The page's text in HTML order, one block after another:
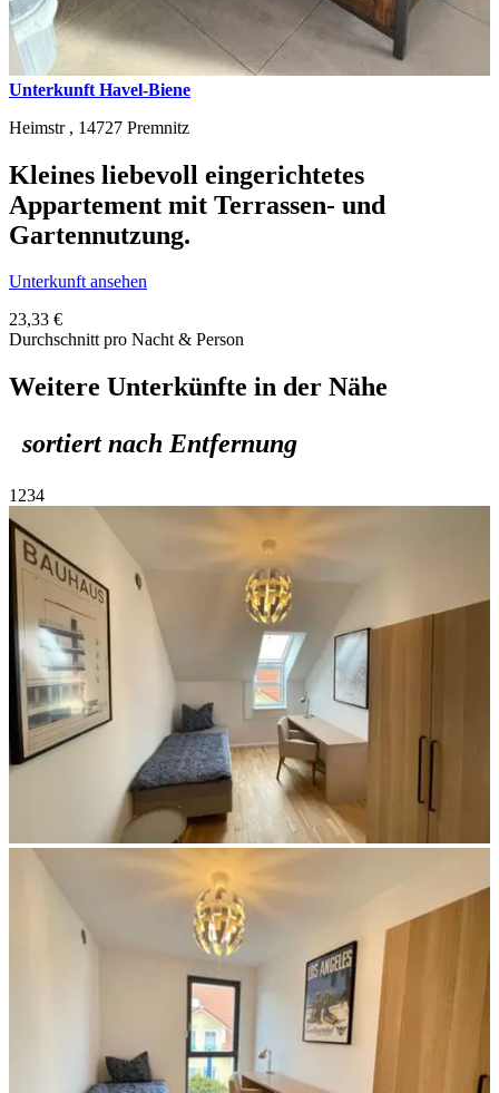
Unterkunft Havel-Biene
Heimstr , 14727 Premnitz
Kleines liebevoll eingerichtetes
Appartement mit Terrassen- und
Gartennutzung.
Unterkunft ansehen
23,33 €
Durchschnitt pro Nacht & Person
Weitere Unterkünfte in der Nähe
sortiert nach Entfernung
1 234